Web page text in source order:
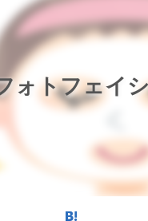
ォトフェイ